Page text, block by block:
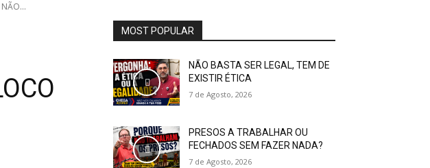
MOST POPULAR
NÃO BASTA SER LEGAL, TEM DE
EXISTIR ÉTICA
7 de Agosto, 2026
PRESOS A TRABALHAR OU
FECHADOS SEM FAZER NADA?
7 de Agosto, 2026